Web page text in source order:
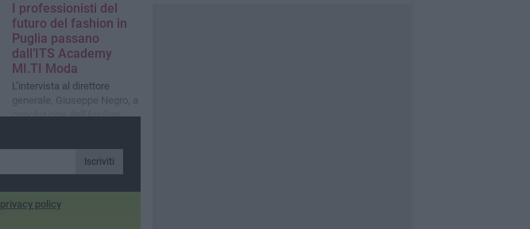
I professionisti del
futuro del fashion in
Puglia passano
dall’ITS Academy
MI.TI Moda
L’intervista al direttore
generale, Giuseppe Negro, a
conclusione dell’Apulian
Iscriviti
privacy policy